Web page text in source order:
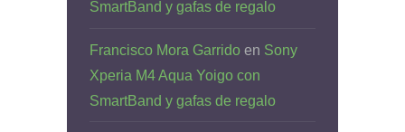
SmartBand y gafas de regalo
Francisco Mora Garrido en Sony
Xperia M4 Aqua Yoigo con
SmartBand y gafas de regalo